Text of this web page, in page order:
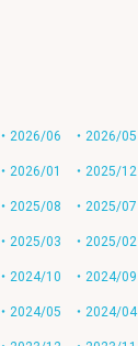
・2026/06 ・2026/05
・2026/01 ・2025/12
・2025/08 ・2025/07
・2025/03 ・2025/02
・2024/10 ・2024/09
・2024/05 ・2024/04